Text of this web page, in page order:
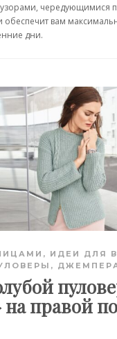
чередующимися
обеспечит вам
дни.
, ИДЕИ ДЛЯ
на правой